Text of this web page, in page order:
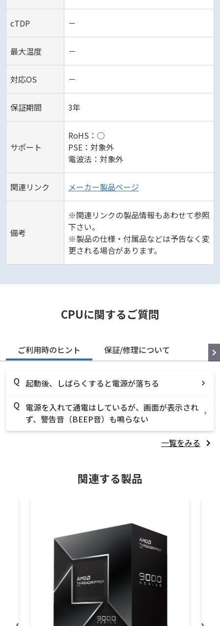
cTDP －
最大温度 －
対応OS －
保証期間 3年
サポート
RoHS：○
PSE：対象外
電波法：対象外
関連リンク メーカー製品ページ
備考
※関連リンクの製品情報もあわせて参照
下さい。
※製品の仕様・付属品などは予告なく変
更される場合があります。
CPUに関するご質問
ご利用時のヒント 保証/修理について
起動後、しばらくすると電源が落ちる
電源を入れて通電はしているが、画面が表示され
ず、警告音（BEEP音）も鳴らない
一覧をみる
関連する製品